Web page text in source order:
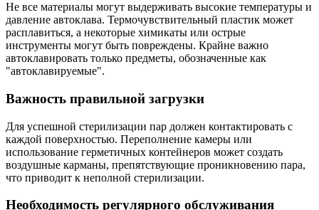
Не все материалы могут выдерживать высокие температуры и
давление автоклава. Термочувствительный пластик может
расплавиться, а некоторые химикаты или острые
инструменты могут быть повреждены. Крайне важно
автоклавировать только предметы, обозначенные как
"автоклавируемые".
Важность правильной загрузки
Для успешной стерилизации пар должен контактировать с
каждой поверхностью. Переполнение камеры или
использование герметичных контейнеров может создать
воздушные карманы, препятствующие проникновению пара,
что приводит к неполной стерилизации.
Необходимость регулярного обслуживания